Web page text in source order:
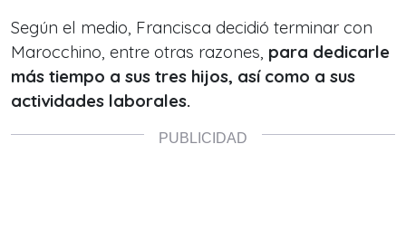
Según el medio, Francisca decidió terminar con
Marocchino, entre otras razones, para dedicarle
más tiempo a sus tres hijos, así como a sus
actividades laborales.